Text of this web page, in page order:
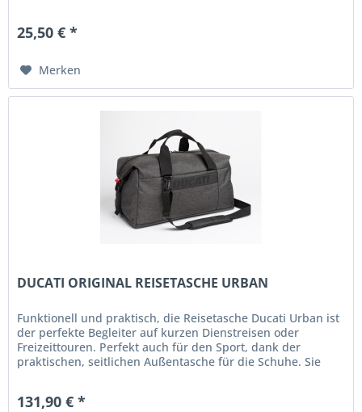
25,50 € *
Merken
DUCATI ORIGINAL REISETASCHE URBAN
Funktionell und praktisch, die Reisetasche Ducati Urban ist
der perfekte Begleiter auf kurzen Dienstreisen oder
Freizeittouren. Perfekt auch für den Sport, dank der
praktischen, seitlichen Außentasche für die Schuhe. Sie
131,90 € *